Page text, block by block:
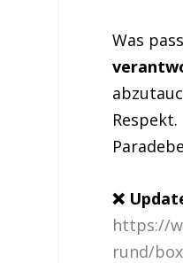
Was
❌
https://
rund/